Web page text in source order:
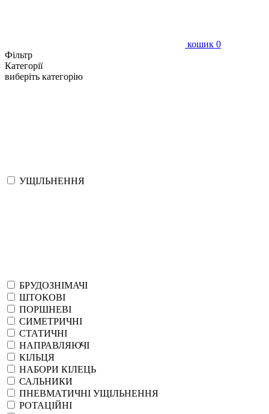
кошик 0
Фільтр
Категорії
виберіть категорію
УЩІЛЬНЕННЯ
БРУДОЗНІМАЧІ
ШТОКОВІ
ПОРШНЕВІ
СИМЕТРИЧНІ
СТАТИЧНІ
НАПРАВЛЯЮЧІ
КІЛЬЦЯ
НАБОРИ КІЛЕЦЬ
САЛЬНИКИ
ПНЕВМАТИЧНІ УЩІЛЬНЕННЯ
РОТАЦІЙНІ